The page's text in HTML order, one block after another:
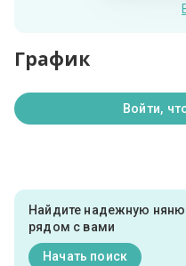
График
Войти,
Найдите надежную няню
рядом с вами
Начать поиск